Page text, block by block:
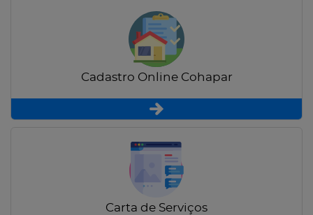
Cadastro Online Cohapar
Carta de Serviços